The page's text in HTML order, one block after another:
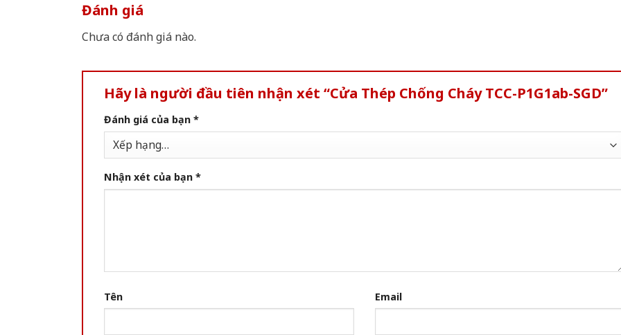
Đánh giá
Chưa có đánh giá nào.
Hãy là người đầu tiên nhận xét “Cửa Thép Chống Cháy TCC-P1G1ab-SGD”
Đánh giá của bạn *
Nhận xét của bạn *
Tên Email